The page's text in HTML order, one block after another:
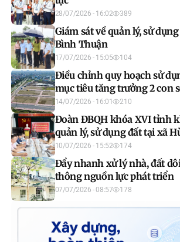
28/07/2026 - 16:02 389
Giám sát về quản lý, sử
Bình Thuận
17/07/2026 - 15:05 104
Điều chỉnh quy hoạch sử
mục tiêu tăng trưởng 2 con
14/07/2026 - 16:01 210
Đoàn ĐBQH khóa XVI tỉnh
quản lý, sử dụng đất tại xã
10/07/2026 - 15:52 174
Đẩy nhanh xử lý nhà, đất
thông nguồn lực phát triển
07/07/2026 - 08:57 178